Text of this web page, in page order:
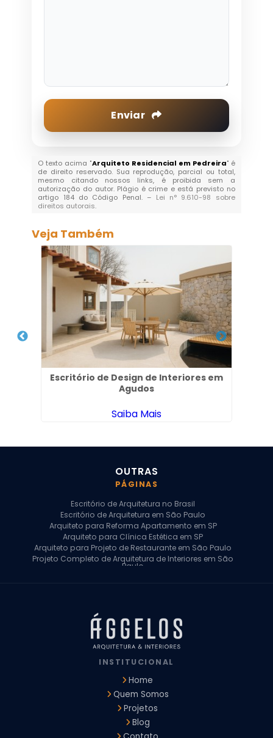
Enviar
O texto acima "Arquiteto Residencial em Pedreira" é
de direito reservado. Sua reprodução, parcial ou total,
mesmo citando nossos links, é proibida sem a
autorização do autor. Plágio é crime e está previsto no
artigo 184 do Código Penal. – Lei n° 9.610-98 sobre
direitos autorais.
Veja Também
Escritório de Design de Interiores em
Agudos
Saiba Mais
OUTRAS
PÁGINAS
Escritório de Arquitetura no Brasil
Escritório de Arquitetura em São Paulo
Arquiteto para Reforma Apartamento em SP
Arquiteto para Clínica Estética em SP
Arquiteto para Projeto de Restaurante em São Paulo
Projeto Completo de Arquitetura de Interiores em São
Paulo
Arquiteto para Projeto Comercial em São Paulo
Arquiteto Comercial
Arquiteto para Reforma de Apartamento
Arquiteto para Reforma Residencial
Arquitetura para Reforma de Casas
Design de Interiores Apartamentos
Design de Interiores Residencial
Empresa de Arquitetura e Design
Empresas de Arquitetura e Design de Interiores
Escritório de Design de Interiores
INSTITUCIONAL
Home
Quem Somos
Projetos
Blog